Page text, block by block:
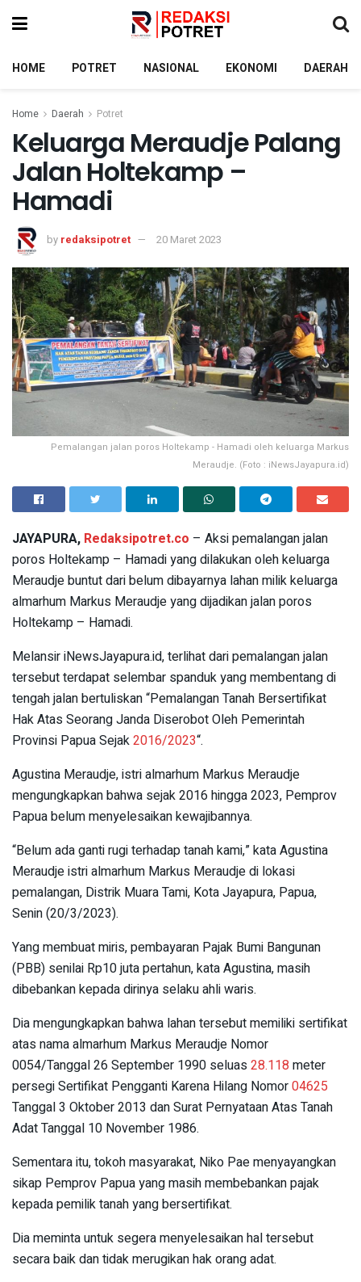
HOME POTRET NASIONAL EKONOMI DAERAH
Home Daerah Potret
Keluarga Meraudje Palang
Jalan Holtekamp –
Hamadi
by redaksipotret 20 Maret 2023
Pemalangan jalan poros Holtekamp - Hamadi oleh keluarga Markus
Meraudje. (Foto : iNewsJayapura.id)
JAYAPURA, Redaksipotret.co – Aksi pemalangan jalan
poros Holtekamp – Hamadi yang dilakukan oleh keluarga
Meraudje buntut dari belum dibayarnya lahan milik keluarga
almarhum Markus Meraudje yang dijadikan jalan poros
Holtekamp – Hamadi.
Melansir iNewsJayapura.id, terlihat dari pemalangan jalan
tersebut terdapat selembar spanduk yang membentang di
tengah jalan bertuliskan “Pemalangan Tanah Bersertifikat
Hak Atas Seorang Janda Diserobot Oleh Pemerintah
Provinsi Papua Sejak2016/2023“.
Agustina Meraudje, istri almarhum Markus Meraudje
mengungkapkan bahwa sejak 2016 hingga 2023, Pemprov
Papua belum menyelesaikan kewajibannya.
“Belum ada ganti rugi terhadap tanah kami,” kata Agustina
Meraudje istri almarhum Markus Meraudje di lokasi
pemalangan, Distrik Muara Tami, Kota Jayapura, Papua,
Senin (20/3/2023).
Yang membuat miris, pembayaran Pajak Bumi Bangunan
(PBB) senilai Rp10 juta pertahun, kata Agustina, masih
dibebankan kepada dirinya selaku ahli waris.
Dia mengungkapkan bahwa lahan tersebut memiliki sertifikat
atas nama almarhum Markus Meraudje Nomor
0054/Tanggal 26 September 1990 seluas28.118 meter
persegi Sertifikat Pengganti Karena Hilang Nomor04625
Tanggal 3 Oktober 2013 dan Surat Pernyataan Atas Tanah
Adat Tanggal 10 November 1986.
Sementara itu, tokoh masyarakat, Niko Pae menyayangkan
sikap Pemprov Papua yang masih membebankan pajak
kepada pemilik tanah yang bersertifikat.
Dia meminta untuk segera menyelesaikan hal tersebut
secara baik dan tidak merugikan hak orang adat.